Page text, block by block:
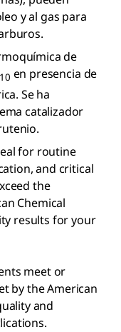
y al gas para
de
10 en presencia de
Se ha
catalizador
for routine
and critical
the
Chemical
results for your
meet or
by the American
and